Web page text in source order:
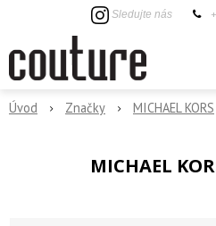
Sledujte nás
Úvod Značky MICHAEL KORS
MICHAEL